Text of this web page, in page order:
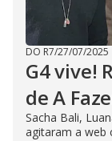
DO R7/27/07/2025
G4 vive!
de A
Sacha Bali,
agitaram a web